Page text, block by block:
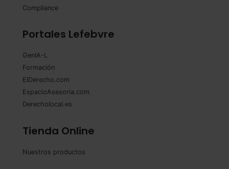
Compliance
Portales Lefebvre
GenIA-L
Formación
ElDerecho.com
EspacioAsesoria.com
Derecholocal.es
Tienda Online
Nuestros productos